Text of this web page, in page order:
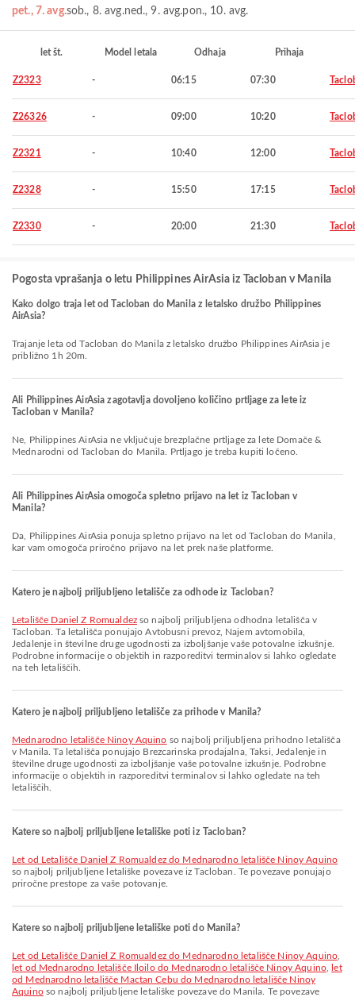
pet., 7. avg.sob., 8. avg.ned., 9. avg.pon., 10. avg.
let št. Model letala Odhaja Prihaja
Z2323 - 06:15 07:30
Z26326 - 09:00 10:20
Z2321 - 10:40 12:00
Z2328 - 15:50 17:15
Z2330 - 20:00 21:30
Pogosta vprašanja o letu Philippines AirAsia iz Tacloban v Manila
Kako dolgo traja let od Tacloban do Manila z letalsko družbo Philippines
AirAsia?
Trajanje leta od Tacloban do Manila z letalsko družbo Philippines AirAsia je
približno 1h 20m.
Ali Philippines AirAsia zagotavlja dovoljeno količino prtljage za lete iz
Tacloban v Manila?
Ne, Philippines AirAsia ne vključuje brezplačne prtljage za lete Domače &
Mednarodni od Tacloban do Manila. Prtljago je treba kupiti ločeno.
Ali Philippines AirAsia omogoča spletno prijavo na let iz Tacloban v
Manila?
Da, Philippines AirAsia ponuja spletno prijavo na let od Tacloban do Manila,
kar vam omogoča priročno prijavo na let prek naše platforme.
Katero je najbolj priljubljeno letališče za odhode iz Tacloban?
Letališče Daniel Z Romualdezso najbolj priljubljena odhodna letališča v
Tacloban. Ta letališča ponujajo Avtobusni prevoz, Najem avtomobila,
Jedalenje in številne druge ugodnosti za izboljšanje vaše potovalne izkušnje.
Podrobne informacije o objektih in razporeditvi terminalov si lahko ogledate
na teh letališčih.
Katero je najbolj priljubljeno letališče za prihode v Manila?
Mednarodno letališče Ninoy Aquino so najbolj priljubljena prihodno letališča
v Manila. Ta letališča ponujajo Brezcarinska prodajalna, Taksi, Jedalenje in
številne druge ugodnosti za izboljšanje vaše potovalne izkušnje. Podrobne
informacije o objektih in razporeditvi terminalov si lahko ogledate na teh
letališčih.
Katere so najbolj priljubljene letališke poti iz Tacloban?
let od Letališče Daniel Z Romualdez do Mednarodno letališče Ninoy Aquino
so najbolj priljubljene letališke povezave iz Tacloban. Te povezave ponujajo
priročne prestope za vaše potovanje.
Katere so najbolj priljubljene letališke poti do Manila?
let od Letališče Daniel Z Romualdez do Mednarodno letališče Ninoy Aquino
let od Mednarodno letališče Iloilo do Mednarodno letališče Ninoy Aquino,
let
od Mednarodno letališče Mactan Cebu do Mednarodno letališče Ninoy
Aquinoso najbolj priljubljene letališke povezave do Manila. Te povezave